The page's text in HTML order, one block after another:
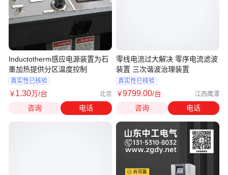
Inductotherm感应电源装置为石
墨加热提供分区温度控制
真实性已核验
￥1.30万/台 北京
咨询 电话
零线电流过大解决 零序电流滤波
装置 三次谐波治理装置
真实性已核验
￥9799.00/台 江西鹰潭
咨询 电话